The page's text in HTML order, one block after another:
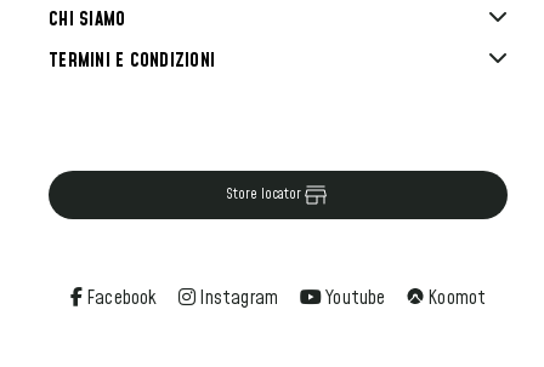
CHI SIAMO
Facebook Instagram Youtube Koomot
Store locator
TERMINI E CONDIZIONI